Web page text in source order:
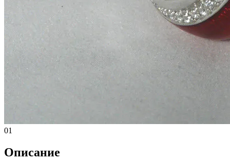
01
Описание